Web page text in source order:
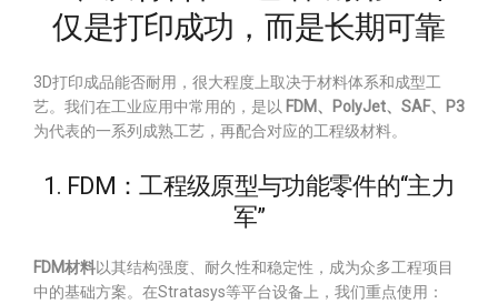
仅是打印成功，而是长期可靠
3D打印成品能否耐用，很大程度上取决于材料体系和成型工
艺。我们在工业应用中常用的，是以 FDM、PolyJet、SAF、P3
为代表的一系列成熟工艺，再配合对应的工程级材料。
1. FDM：工程级原型与功能零件的“主力
军”
FDM材料以其结构强度、耐久性和稳定性，成为众多工程项目
中的基础方案。在Stratasys等平台设备上，我们重点使用：